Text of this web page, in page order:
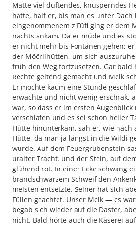
Matte viel duftendes, knusperndes
hatte, half er, bis man es unter Dach
eingenommenem z'Füfi ging er dem
nachts ankam. Da er müde und es
er nicht mehr bis Fontänen gehen;
der Möörlihütten, um sich
früh den Weg fortzusetzen. Gar bald
Rechte geltend gemacht und Melk
Er mochte kaum eine Stunde
erwachte und nicht wenig erschrak,
war, so dass er im ersten Augenblick
verschlafen und es sei schon heller
Hütte hinunterkam, sah er, wie nach
Hütte, da man ja längst in die Wildi
wurde. Auf dem Feuergrubenstein
uralter Tracht, und der Stein, auf
glühend rot. In einer Ecke schwang
brandschwarzem Schweif den
meisten entsetzte. Seiner hat sich
Füllen geachtet. Unser Melk — es
begab sich wieder auf die Daster,
nicht. Bald hörte auch die Käserei